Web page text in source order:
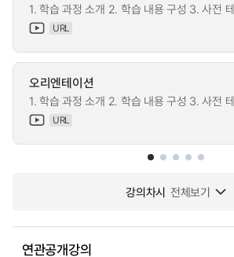
1. 학습 과정 소개 2. 학습 내용 구성 3. 사전
URL
오리엔테이션
1. 학습 과정 소개 2. 학습 내용 구성 3. 사전
URL
강의차시 전체보기
연관공개강의